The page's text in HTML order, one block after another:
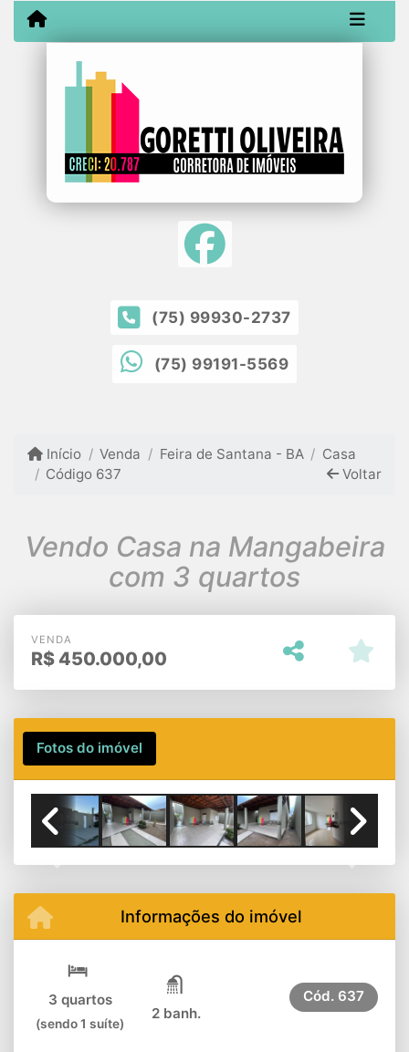
(75) 99930-2737
(75) 99191-5569
Início Venda Feira de Santana - BA
Casa
Código 637
Voltar
Vendo Casa na Mangabeira
com 3 quartos
VENDA
R$ 450.000,00
Fotos do imóvel
Informações do imóvel
3 quartos
(sendo 1 suíte)
2 banh.
Cód. 637